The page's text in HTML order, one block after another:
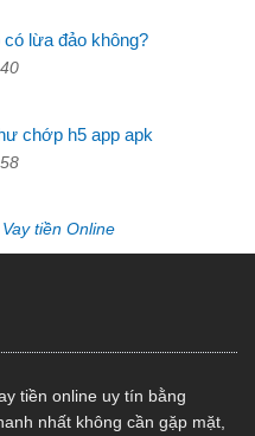
có lừa đảo không?
40
chớp h5 app apk
58
Vay tiền Online
tiền online uy tín bằng
nhất không cần gặp mặt,